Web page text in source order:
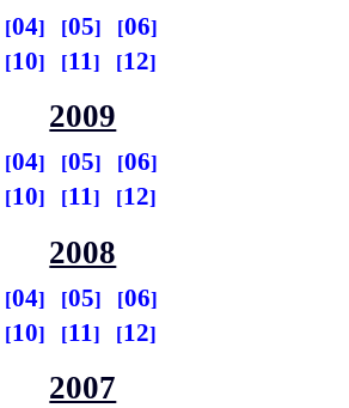
04 05
06
10 11 12
2009
04 05
06
10 11 12
2008
04 05
06
10 11 12
2007